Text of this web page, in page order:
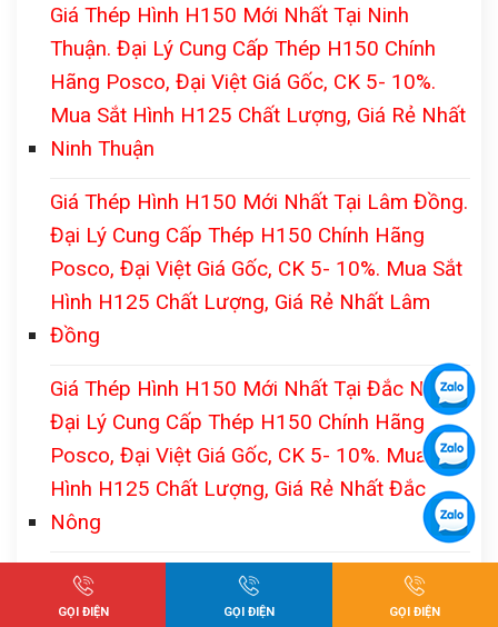
Giá Thép Hình H150 Mới Nhất Tại Ninh
Thuận. Đại Lý Cung Cấp Thép H150 Chính
Hãng Posco, Đại Việt Giá Gốc, CK 5- 10%.
Mua Sắt Hình H125 Chất Lượng, Giá Rẻ Nhất
Ninh Thuận
Giá Thép Hình H150 Mới Nhất Tại Lâm Đồng.
Đại Lý Cung Cấp Thép H150 Chính Hãng
Posco, Đại Việt Giá Gốc, CK 5- 10%. Mua Sắt
Hình H125 Chất Lượng, Giá Rẻ Nhất Lâm
Đồng
Giá Thép Hình H150 Mới Nhất Tại Đắc Nông.
Đại Lý Cung Cấp Thép H150 Chính Hãng
Posco, Đại Việt Giá Gốc, CK 5- 10%. Mua Sắt
Hình H125 Chất Lượng, Giá Rẻ Nhất Đắc
Nông
Giá Thép Hình H150 Mới Nhất Tại Đắc Lắc.
Đại Lý Cung Cấp Thép H150 Chính Hãng
GỌI ĐIỆN GỌI ĐIỆN GỌI ĐIỆN